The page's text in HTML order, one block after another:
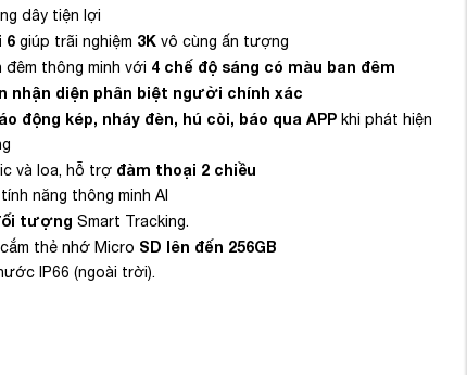
dây tiện lợi
6giúp trãi nghiệm 3Kvô cùng ấn tượng
đêm thông minh với 4 chế độ sáng có màu ban đêm
nhận diện phân biệt người chính xác
động kép, nháy đèn, hú còi, báo qua APPkhi phát hiện
và loa, hỗ trợđàm thoại 2 chiều
năng thông minh AI
tượng Smart Tracking.
thẻ nhớ Micro SD lên đến 256GB
IP66 (ngoài trời).